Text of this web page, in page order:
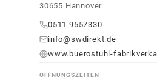
30655 Hannover
0511 9557330
info@swdirekt.de
www.buerostuhl-
ÖFFNUNGSZEITEN